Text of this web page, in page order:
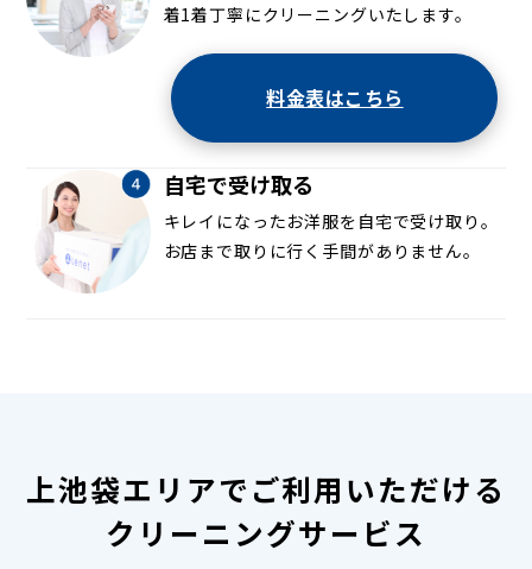
着1着丁寧にクリーニングいたします。
料金表はこちら
自宅で受け取る
キレイになったお洋服を自宅で受け取り。
お店まで取りに行く手間がありません。
上池袋エリアでご利用いただける
クリーニングサービス